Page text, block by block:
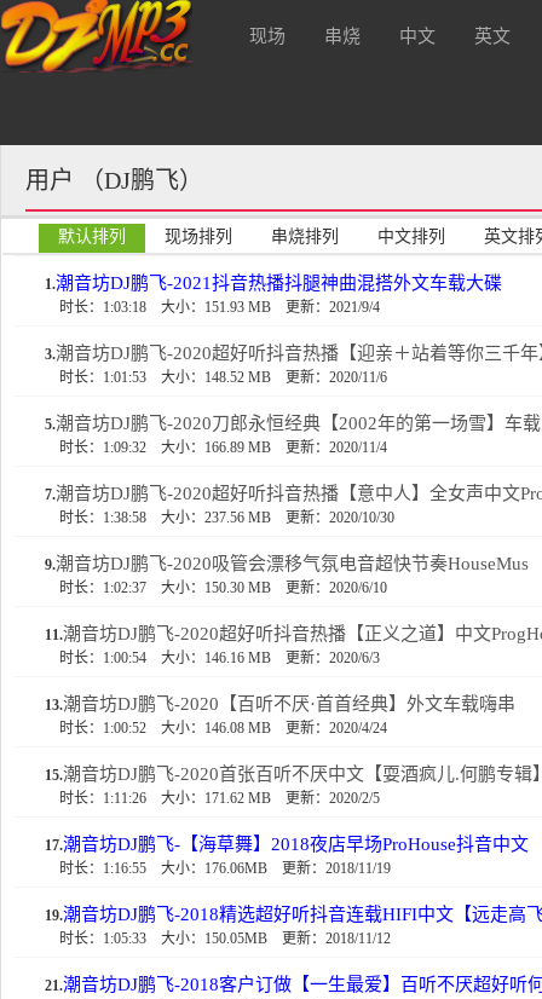
现场 串烧 中文 英文
用户 （DJ鹏飞）
默认排列 现场排列 串烧排列 中文排列 英文排
1.潮音坊DJ鹏飞-2021抖音热播抖腿神曲混搭外文车载大碟
时长：1:03:18 大小：151.93 MB 更新：2021/9/4
3.潮音坊DJ鹏飞-2020超好听抖音热播【迎亲＋站着等你三千
时长：1:01:53 大小：148.52 MB 更新：2020/11/6
5.潮音坊DJ鹏飞-2020刀郎永恒经典【2002年的第一场雪】车
时长：1:09:32 大小：166.89 MB 更新：2020/11/4
7.潮音坊DJ鹏飞-2020超好听抖音热播【意中人】全女声中文
时长：1:38:58 大小：237.56 MB 更新：2020/10/30
9.潮音坊DJ鹏飞-2020吸管会漂移气氛电音超快节奏HouseMus
时长：1:02:37 大小：150.30 MB 更新：2020/6/10
11.潮音坊DJ鹏飞-2020超好听抖音热播【正义之道】中文
时长：1:00:54 大小：146.16 MB 更新：2020/6/3
13.潮音坊DJ鹏飞-2020【百听不厌·首首经典】外文车载嗨串
时长：1:00:52 大小：146.08 MB 更新：2020/4/24
15.潮音坊DJ鹏飞-2020首张百听不厌中文【耍酒疯儿.何鹏专辑
时长：1:11:26 大小：171.62 MB 更新：2020/2/5
17.潮音坊DJ鹏飞-【海草舞】2018夜店早场ProHouse抖音中文
时长：1:16:55 大小：176.06MB 更新：2018/11/19
19.潮音坊DJ鹏飞-2018精选超好听抖音连载HIFI中文【远走高
时长：1:05:33 大小：150.05MB 更新：2018/11/12
21.潮音坊DJ鹏飞-2018客户订做【一生最爱】百听不厌超好听